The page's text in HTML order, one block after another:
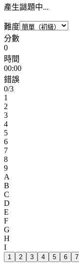
產生謎題中...
難度
分數
0
時間
00:00
錯誤
0/3
1
2
3
4
5
6
7
8
9
A
B
C
D
E
F
G
H
I
1 2 3 4 5 6 7